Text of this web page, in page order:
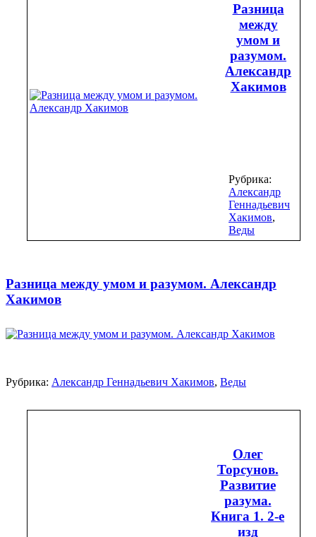
Разница
между
умом и
разумом.
Александр
Хакимов
Рубрика:
Александр
Геннадьевич
Хакимов,
Веды
Разница между умом и разумом. Александр
Хакимов
Рубрика: Александр Геннадьевич Хакимов, Веды
Олег
Торсунов.
Развитие
разума.
Книга 1. 2-е
изд